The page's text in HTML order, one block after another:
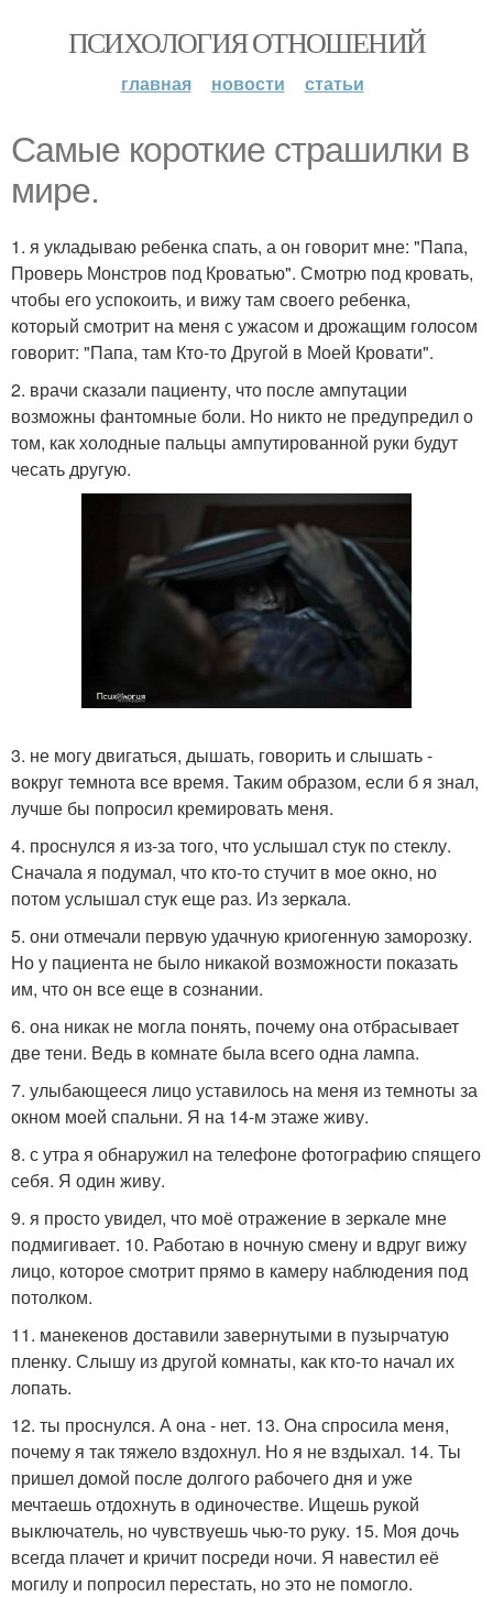
ПСИХОЛОГИЯ ОТНОШЕНИЙ
главная новости статьи
Самые короткие страшилки в
мире.
1. я укладываю ребенка спать, а он говорит мне: "Папа,
Проверь Монстров под Кроватью". Смотрю под кровать,
чтобы его успокоить, и вижу там своего ребенка,
который смотрит на меня с ужасом и дрожащим голосом
говорит: "Папа, там Кто-то Другой в Моей Кровати".
2. врачи сказали пациенту, что после ампутации
возможны фантомные боли. Но никто не предупредил о
том, как холодные пальцы ампутированной руки будут
чесать другую.
3. не могу двигаться, дышать, говорить и слышать -
вокруг темнота все время. Таким образом, если б я знал,
лучше бы попросил кремировать меня.
4. проснулся я из-за того, что услышал стук по стеклу.
Сначала я подумал, что кто-то стучит в мое окно, но
потом услышал стук еще раз. Из зеркала.
5. они отмечали первую удачную криогенную заморозку.
Но у пациента не было никакой возможности показать
им, что он все еще в сознании.
6. она никак не могла понять, почему она отбрасывает
две тени. Ведь в комнате была всего одна лампа.
7. улыбающееся лицо уставилось на меня из темноты за
окном моей спальни. Я на 14-м этаже живу.
8. с утра я обнаружил на телефоне фотографию спящего
себя. Я один живу.
9. я просто увидел, что моё отражение в зеркале мне
подмигивает. 10. Работаю в ночную смену и вдруг вижу
лицо, которое смотрит прямо в камеру наблюдения под
потолком.
11. манекенов доставили завернутыми в пузырчатую
пленку. Слышу из другой комнаты, как кто-то начал их
лопать.
12. ты проснулся. А она - нет. 13. Она спросила меня,
почему я так тяжело вздохнул. Но я не вздыхал. 14. Ты
пришел домой после долгого рабочего дня и уже
мечтаешь отдохнуть в одиночестве. Ищешь рукой
выключатель, но чувствуешь чью-то руку. 15. Моя дочь
всегда плачет и кричит посреди ночи. Я навестил её
могилу и попросил перестать, но это не помогло.